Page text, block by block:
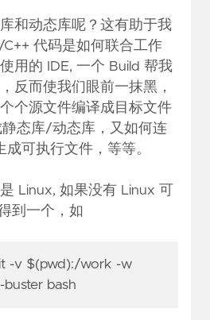
和动态库呢？这有助于我
代码是如何联合工作
用的 IDE, 一个 Build 帮我
反而使我们眼前一抹黑，
个源文件编译成目标文件
态库/动态库，又如何连
可执行文件，等等。
Linux, 如果没有 Linux 可
到一个，如
-v $(pwd):/work -w
bash